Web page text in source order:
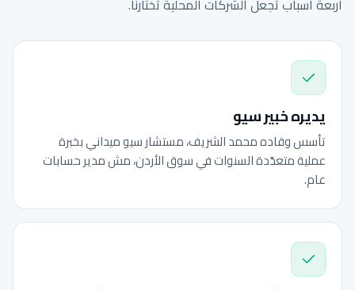
أربعة أسباب تجعل الشركات المحلية تختارنا.
يديره خبير سيو
تأسس وقاده محمد الشريف، مستشار سيو ميداني بخبرة
عملية متعدّدة السنوات في سوق الأردن، مش مدير حسابات
عام.